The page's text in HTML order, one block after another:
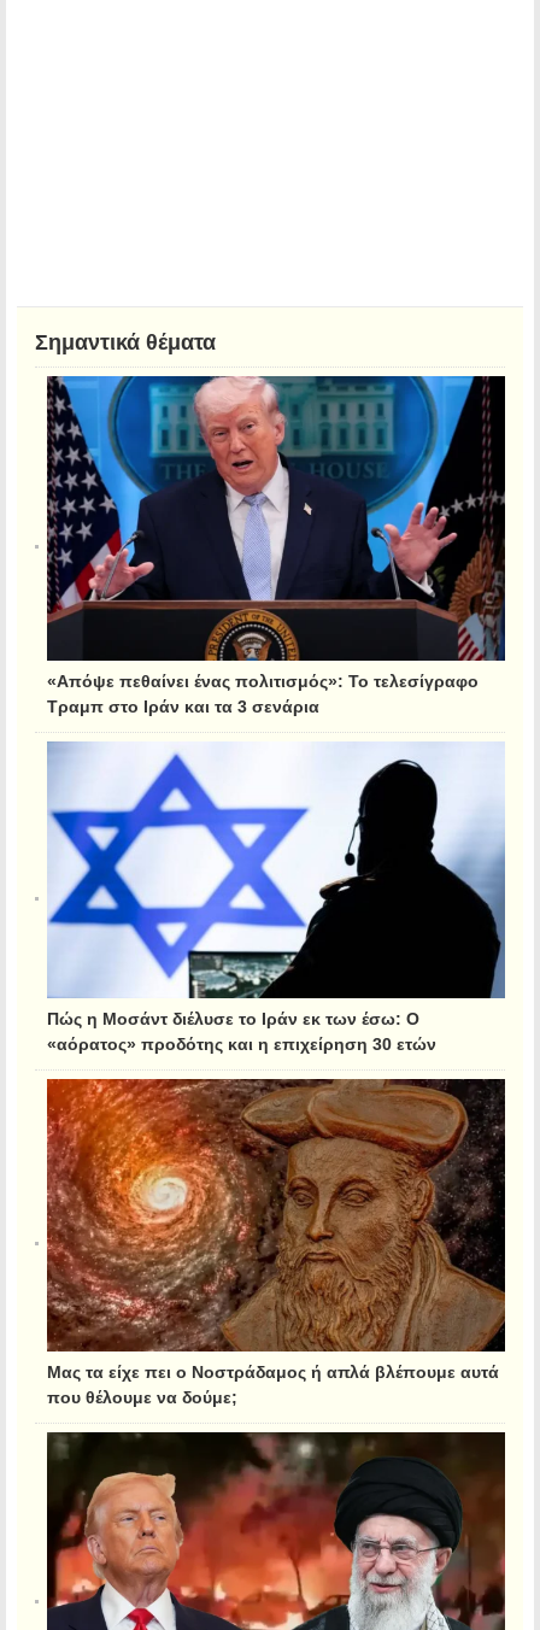
Σημαντικά θέματα
«Απόψε πεθαίνει ένας πολιτισμός»: Το τελεσίγραφο
Τραμπ στο Ιράν και τα 3 σενάρια
Πώς η Μοσάντ διέλυσε το Ιράν εκ των έσω: Ο
«αόρατος» προδότης και η επιχείρηση 30 ετών
Μας τα είχε πει ο Νοστράδαμος ή απλά βλέπουμε αυτά
που θέλουμε να δούμε;